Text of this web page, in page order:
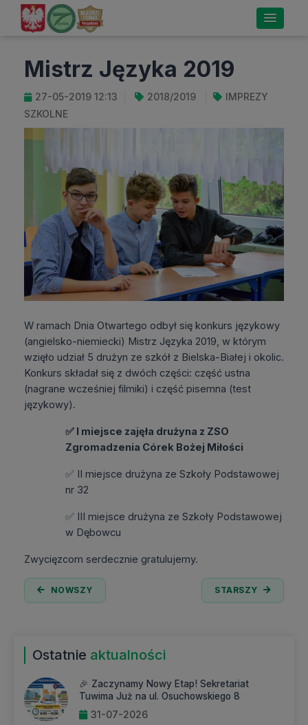
Mistrz Języka 2019
27-05-2019 12:13 2018/2019
IMPREZY
SZKOLNE
W ramach Dnia Otwartego odbył się konkurs językowy
(angielsko-niemiecki) Mistrz Języka 2019, w którym
wzięło udział 5 drużyn ze szkół z Bielska-Białej i okolic.
Konkurs składał się z dwóch części: część ustna
(nagrane wcześniej filmiki) i część pisemna (test
językowy).
✅ I miejsce zajęła drużyna z ZSO
Zgromadzenia Córek Bożej Miłości
✅ II miejsce drużyna ze Szkoły Podstawowej
nr 32
✅ III miejsce drużyna ze Szkoły Podstawowej
w Dębowcu
Zwycięzcom serdecznie gratulujemy.
NOWSZY STARSZY
Ostatnie aktualności
🎉 Zaczynamy Nowy Etap! Sekretariat
Tuwima Już na ul. Osuchowskiego 8
31-07-2026